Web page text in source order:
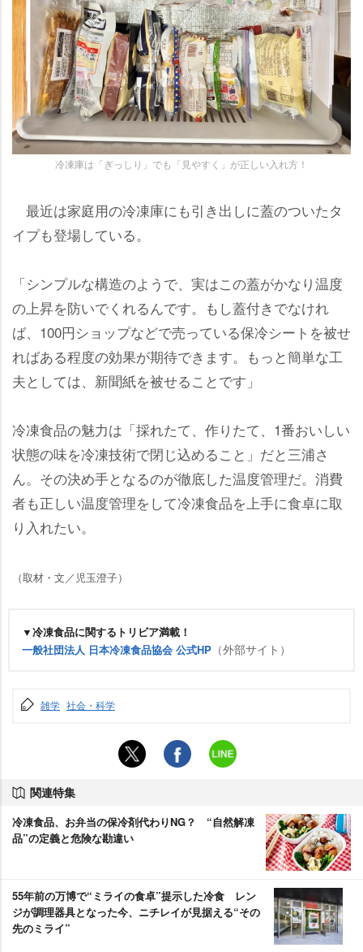
冷凍庫は「ぎっしり」でも「見やすく」が正しい入れ方！
最近は家庭用の冷凍庫にも引き出しに蓋のついたタ
イプも登場している。
「シンプルな構造のようで、実はこの蓋がかなり温度
の上昇を防いでくれるんです。もし蓋付きでなけれ
ば、100円ショップなどで売っている保冷シートを被せ
ればある程度の効果が期待できます。もっと簡単な工
夫としては、新聞紙を被せることです」
冷凍食品の魅力は「採れたて、作りたて、1番おいしい
状態の味を冷凍技術で閉じ込めること」だと三浦さ
ん。その決め手となるのが徹底した温度管理だ。消費
者も正しい温度管理をして冷凍食品を上手に食卓に取
り入れたい。
（取材・文／児玉澄子）
▼冷凍食品に関するトリビア満載！
一般社団法人 日本冷凍食品協会 公式HP （外部サイト）
雑学 社会・科学
関連特集
冷凍食品、お弁当の保冷剤代わりNG？ “自然解凍
品”の定義と危険な勘違い
55年前の万博で“ミライの食卓”提示した冷食 レン
ジが調理器具となった今、ニチレイが見据える“その
先のミライ”